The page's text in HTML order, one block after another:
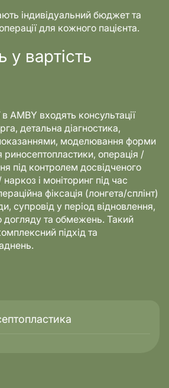
індивідуальний бюджет та
для кожного пацієнта.
вартість
в AMBY входять консультації
детальна діагностика,
моделювання форми
риносептопластики, операція /
під контролем досвідченого
наркоз і моніторинг під час
фіксація (лонгета/сплінт)
супровід у період відновлення,
догляду та обмежень. Такий
підхід та